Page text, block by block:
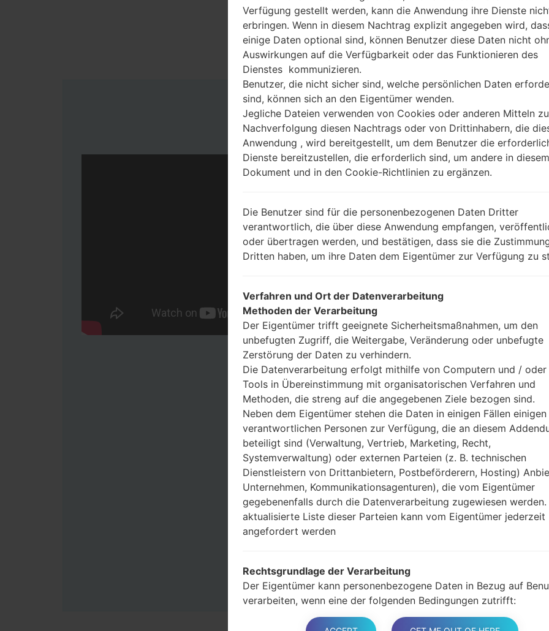
Anleitung
Laden Sie auf Ihren
Dann laden Sie die
Sie brauchen
(wählen Sie 5
AP: „System &
CP: „Modem &
CSC_***: „Country
Fügen Sie dem
CSC_***, in einem
Jetzt schalten Sie das
Modus. Alle
Halten Sie die
gedrückt.
Halten Sie Lauter-
Sie das Telefon mit
Halten Sie die
Schließen Sie das
und Bixbi-Tasten
Halten Sie die
Dann schließen Sie
gestartet und von PC
Verfügung gestellt werden, kann die Anwendung ihre Dienste
erbringen. Wenn in diesem Nachtrag explizit angegeben wird,
einige Daten optional sind, können Benutzer diese Daten nicht
Auswirkungen auf die Verfügbarkeit oder das Funktionieren des
Dienstes kommunizieren.
Benutzer, die nicht sicher sind, welche persönlichen Daten
sind, können sich an den Eigentümer wenden.
Jegliche Dateien verwenden von Cookies oder anderen Mitteln
Nachverfolgung diesen Nachtrags oder von Drittinhabern, die
Anwendung , wird bereitgestellt, um dem Benutzer die
Dienste bereitzustellen, die erforderlich sind, um andere in diesem
Dokument und in den Cookie-Richtlinien zu ergänzen.
Die Benutzer sind für die personenbezogenen Daten Dritter
verantwortlich, die über diese Anwendung empfangen,
oder übertragen werden, und bestätigen, dass sie die
Dritten haben, um ihre Daten dem Eigentümer zur Verfügung zu
Verfahren und Ort der Datenverarbeitung
Methoden der Verarbeitung
Der Eigentümer trifft geeignete Sicherheitsmaßnahmen, um den
unbefugten Zugriff, die Weitergabe, Veränderung oder unbefugte
Zerstörung der Daten zu verhindern.
Die Datenverarbeitung erfolgt mithilfe von Computern und / oder
Tools in Übereinstimmung mit organisatorischen Verfahren und
Methoden, die streng auf die angegebenen Ziele bezogen sind.
Neben dem Eigentümer stehen die Daten in einigen Fällen einigen
verantwortlichen Personen zur Verfügung, die an diesem
beteiligt sind (Verwaltung, Vertrieb, Marketing, Recht,
Systemverwaltung) oder externen Parteien (z. B. technischen
Dienstleistern von Drittanbietern, Postbeförderern, Hosting)
Unternehmen, Kommunikationsagenturen), die vom Eigentümer
gegebenenfalls durch die Datenverarbeitung zugewiesen werden.
aktualisierte Liste dieser Parteien kann vom Eigentümer jederzeit
angefordert werden
Rechtsgrundlage der Verarbeitung
Der Eigentümer kann personenbezogene Daten in Bezug auf
verarbeiten, wenn eine der folgenden Bedingungen zutrifft:
Benutzer haben ihre Zustimmung zu einem oder mehreren